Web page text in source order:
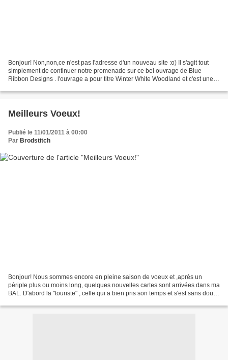
Bonjour! Non,non,ce n'est pas l'adresse d'un nouveau site :o) Il s'agit tout
simplement de continuer notre promenade sur ce bel ouvrage de Blue
Ribbon Designs . l'ouvrage a pour titre Winter White Woodland et c'est une
Meilleurs Voeux!
Publié le 11/01/2011 à 00:00
Par Brodstitch
Bonjour! Nous sommes encore en pleine saison de voeux et ,après un
périple plus ou moins long, quelques nouvelles cartes sont arrivées dans ma
BAL. D'abord la "touriste" , celle qui a bien pris son temps et s'est sans doute